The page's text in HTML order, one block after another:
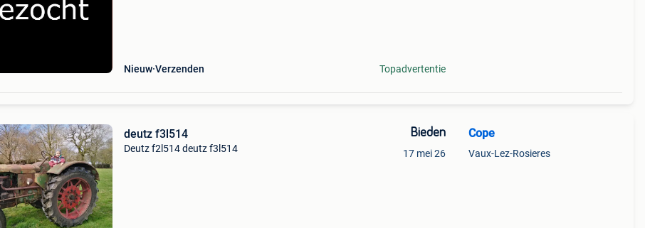
Nieuw Verzenden Topadvertentie
deutz f3l514
Deutz f2l514 deutz f3l514
Bieden
17 mei 26
Cope
Vaux-Lez-Rosieres